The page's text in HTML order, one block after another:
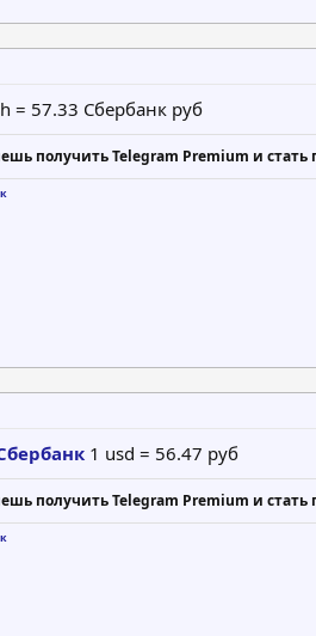
= 57.33 Сбербанк руб
получить Telegram Premium и стать
1 usd = 56.47 руб
получить Telegram Premium и стать